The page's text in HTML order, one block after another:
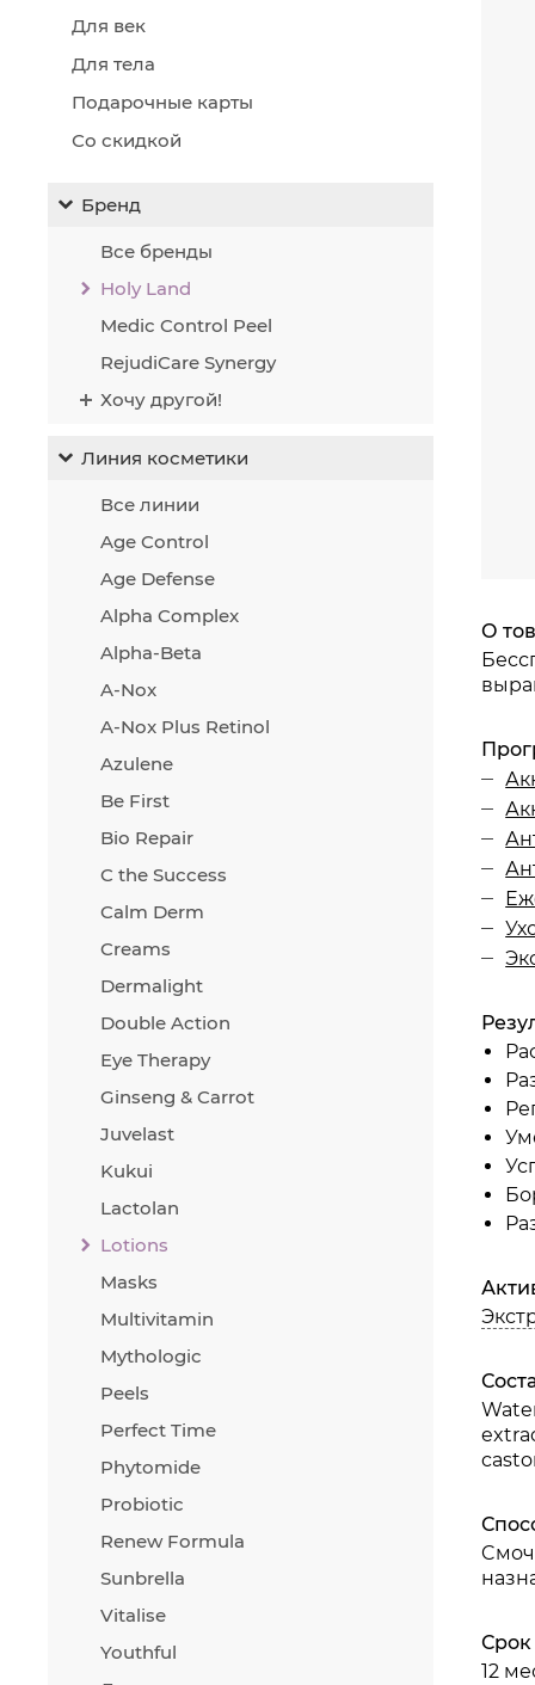
Для век
Для тела
Подарочные карты
Со скидкой
Бренд
Все бренды
Holy Land
Medic Control Peel
RejudiCare Synergy
Хочу другой!
Линия косметики
Все линии
Age Control
Age Defense
Alpha Complex
Alpha-Beta
A-Nox
A-Nox Plus Retinol
Azulene
Be First
Bio Repair
C the Success
Calm Derm
Creams
Dermalight
Double Action
Eye Therapy
Ginseng & Carrot
Juvelast
Kukui
Lactolan
Lotions
Masks
Multivitamin
Mythologic
Peels
Perfect Time
Phytomide
Probiotic
Renew Formula
Sunbrella
Vitalise
Youthful
О
Срок
12